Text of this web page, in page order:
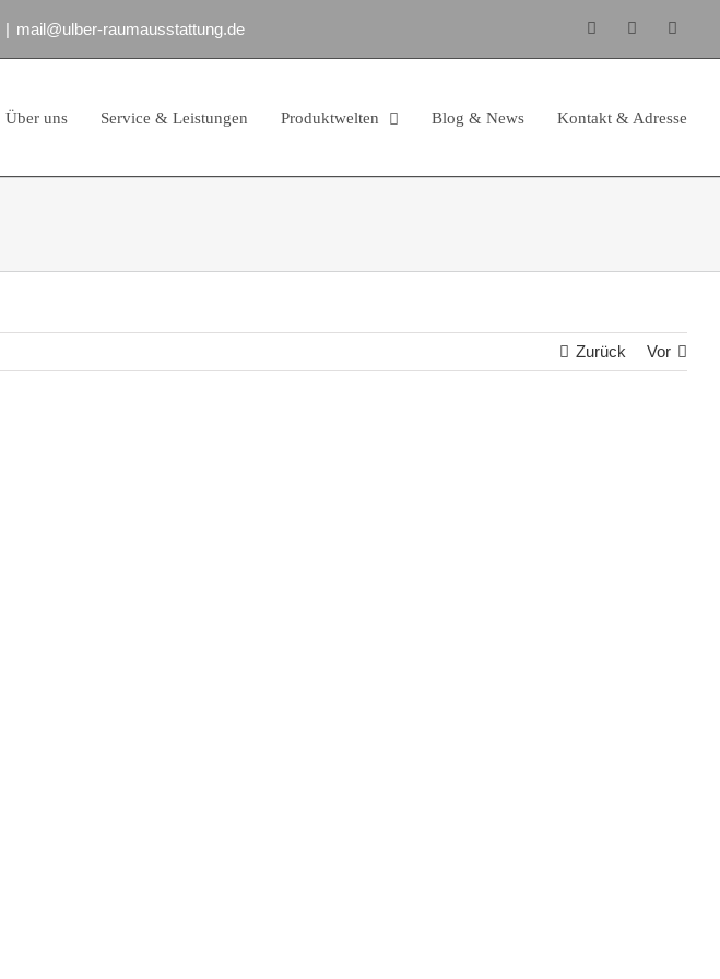
| mail@ulber-raumausstattung.de FacebookInstagram
E-
Über uns Service & Leistungen Produktwelten Blog & News Kontakt & Adresse
Zurück Vor